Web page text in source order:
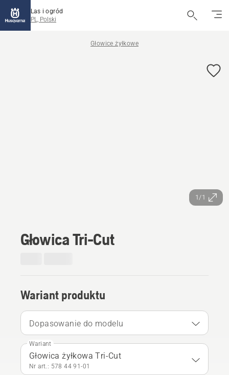
Las i ogród
PL, Polski
Głowice żyłkowe
1/1
Głowica Tri-Cut
Wariant produktu
Dopasowanie do modelu
Wariant
Głowica żyłkowa Tri-Cut
Nr art.: 578 44 91‑01